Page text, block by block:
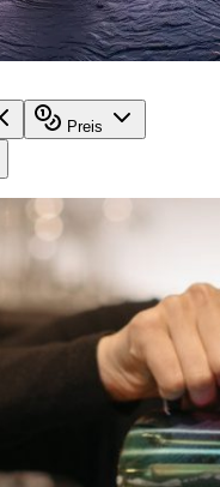
Preis